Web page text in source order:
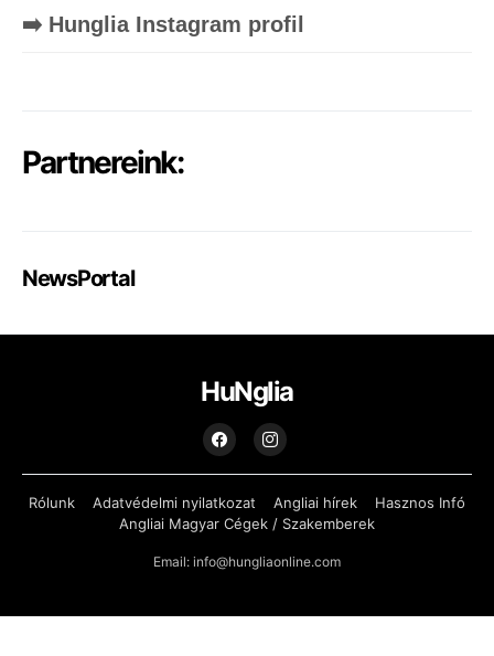
➡️ Hunglia Instagram profil
Partnereink:
NewsPortal
HuNglia
Rólunk Adatvédelmi nyilatkozat Angliai hírek
Hasznos Infó
Angliai Magyar Cégek / Szakemberek
Email: info@hungliaonline.com